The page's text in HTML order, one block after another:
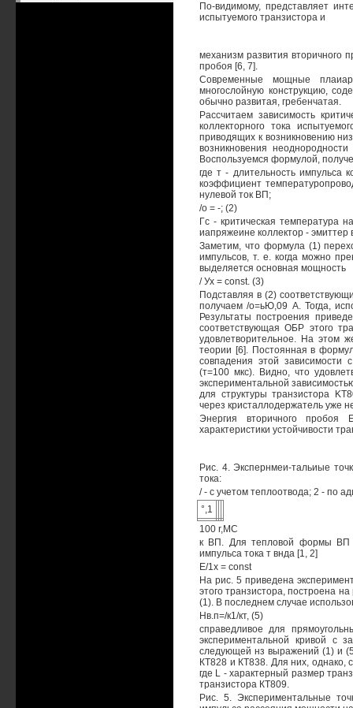
По-видимому, представляет
испытуемого транзистора и
механизм развития вторичного
пробоя [6, 7].
Современные мощные
многослойную конструкцию,
обычно развитая, гребенчатая.
Рассчитаем зависимость
коллекторного тока
приводящих к возникновению
возникновения
Воспользуемся формулой,
где т - длительность импульса
коэффициент
нулевой ток ВП;
/о = -; (2)
Гс - критическая температура
иапряжеине коллектор -
Заметим, что формула (1)
импульсов, т. е. когда можно
выделяется основная мощность
/ Ух = const. (3)
Подставляя в (2)
получаем /о=ьЮ,09 А. Тогда,
Результаты построения
соответствующая ОБР этого
удовлетворительное. На этом
теории [6]. Постоянная в
совпадения этой зависимости
(т=100 мкс). Видно, что
экспериментальной
для структуры транзистора
через кристаллодержатель уже
Энергия вторичного пробоя
характеристики устойчивости
Рис. 4. Экспернмеи-тальиые
тока:
/ - с учетом теплоотвода; 2 - по
°,1
100 r,MC
к ВП. Для тепловой формы ВП
импульса тока т внда [1, 2]
Е/1х = const
На рис. 5 приведена
этого транзистора, построена
(1). В последнем случае
Нв.п=/к1/кт, (5)
справедливое для
экспериментальной кривой с
следующей нз выражений (1) и
КТ828 и КТ838. Для них,
где L - характерный размер
транзистора КТ809.
Рис. 5. Экспериментальные